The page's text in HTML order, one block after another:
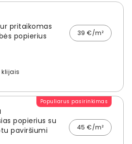
pritaikomas
popierius
39 €/m²
Populiarus pasirinkimas
popierius su
paviršiumi
45 €/m²